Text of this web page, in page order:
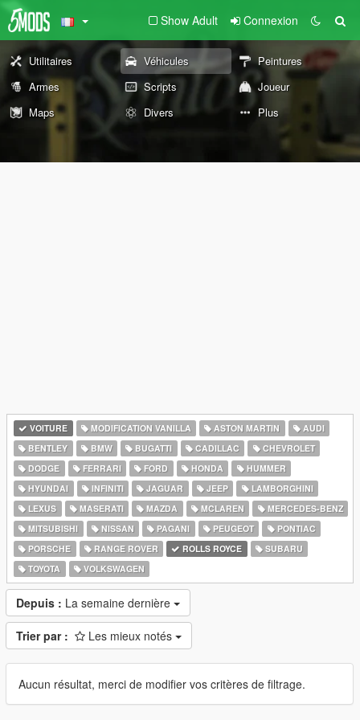
Show Adult Connexion
Utilitaires Véhicules
Peintures
Armes
Scripts
Joueur
Maps
Divers Plus
VOITURE MODIFICATION VANILLA ASTON MARTIN
AUDI
BENTLEY
BMW BUGATTI CADILLAC
CHEVROLET
DODGE
FERRARI FORD HONDA
HUMMER
HYUNDAI
INFINITI JAGUAR JEEP
LAMBORGHINI
LEXUS
MASERATI MAZDA MCLAREN
MERCEDES-BENZ
MITSUBISHI
NISSAN PAGANI PEUGEOT
PONTIAC
PORSCHE
RANGE ROVER ROLLS ROYCE
SUBARU
TOYOTA
VOLKSWAGEN
Depuis : La semaine dernière
Trier par : Les mieux notés
Aucun résultat, merci de modifier vos critères de filtrage.